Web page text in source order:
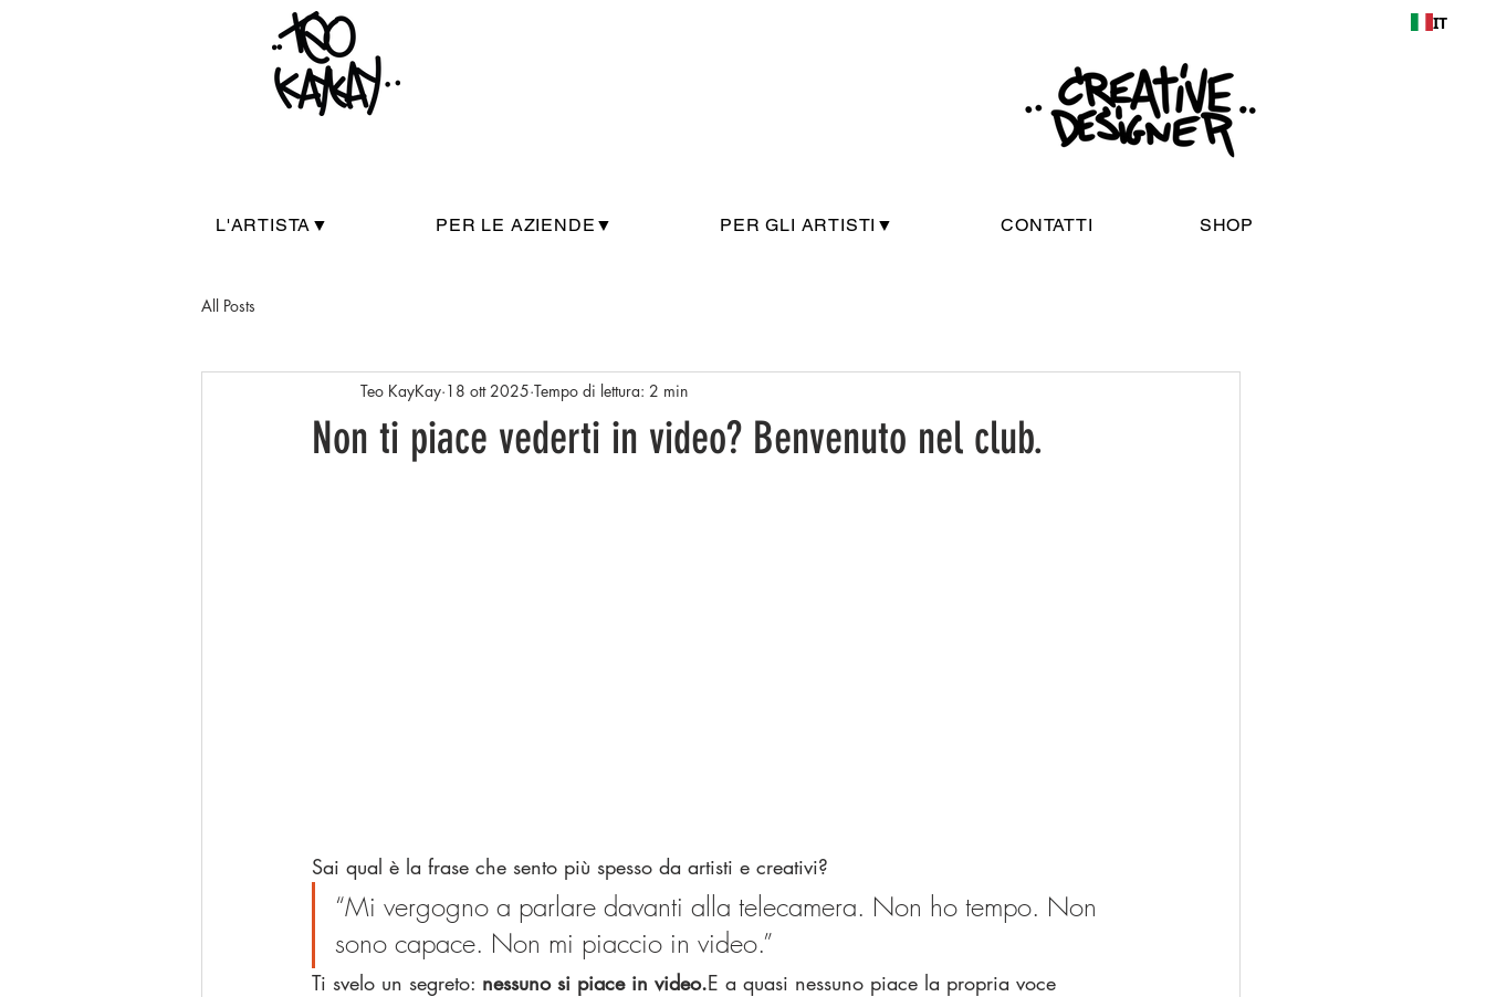
L'ARTISTA▼ PER LE AZIENDE▼ PER GLI ARTISTI▼ CONTATTI SHOP
All Posts
Non ti piace vederti in video? Benvenuto nel club.
Teo KayKay 18 ott 2025 Tempo di lettura: 2 min
Sai qual è la frase che sento più spesso da artisti e creativi?
“Mi vergogno a parlare davanti alla telecamera. Non ho tempo. Non
sono capace. Non mi piaccio in video.”
Ti svelo un segreto: nessuno si piace in video.E a quasi nessuno piace la propria voce
IT